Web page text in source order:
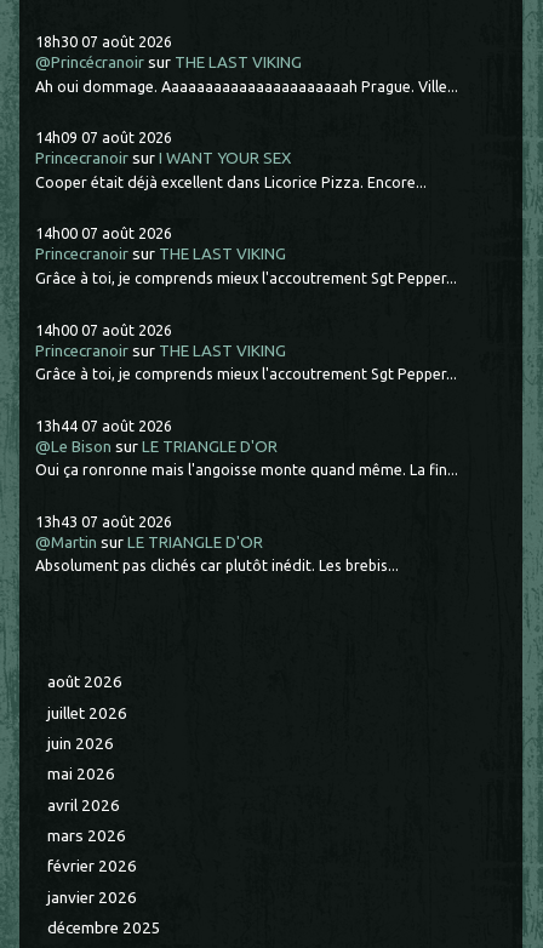
18h30 07 août 2026
@Princécranoir sur THE LAST VIKING
Ah oui dommage. Aaaaaaaaaaaaaaaaaaaaaah Prague. Ville...
14h09 07 août 2026
Princecranoir surI WANT YOUR SEX
Cooper était déjà excellent dans Licorice Pizza. Encore...
14h00 07 août 2026
Princecranoir sur THE LAST VIKING
Grâce à toi, je comprends mieux l'accoutrement Sgt Pepper...
14h00 07 août 2026
Princecranoir sur THE LAST VIKING
Grâce à toi, je comprends mieux l'accoutrement Sgt Pepper...
13h44 07 août 2026
@Le Bison surLE TRIANGLE D'OR
Oui ça ronronne mais l'angoisse monte quand même. La fin...
13h43 07 août 2026
@Martin surLE TRIANGLE D'OR
Absolument pas clichés car plutôt inédit. Les brebis...
août 2026
juillet 2026
juin 2026
mai 2026
avril 2026
mars 2026
février 2026
janvier 2026
décembre 2025